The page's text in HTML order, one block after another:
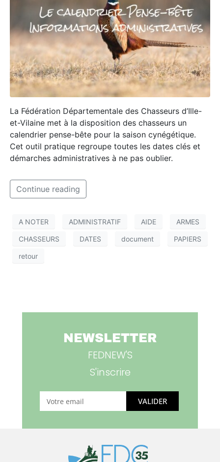
La Fédération Départementale des Chasseurs d’Ille-
et-Vilaine met à la disposition des chasseurs un
calendrier pense-bête pour la saison cynégétique.
Cet outil pratique regroupe toutes les dates clés et
démarches administratives à ne pas oublier.
Continue reading
A NOTER ADMINISTRATIF AIDE ARMES
CHASSEURS DATES document PAPIERS
retour
NEWSLETTER
FEDNEW'S
S'inscrire
VALIDER